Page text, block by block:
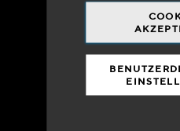
90% des
in